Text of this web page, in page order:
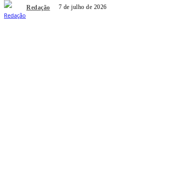
Redação 7 de julho de 2026